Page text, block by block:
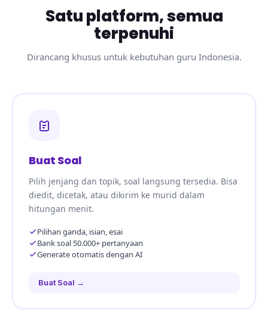
Satu platform, semua
terpenuhi
Dirancang khusus untuk kebutuhan guru Indonesia.
Buat Soal
Pilih jenjang dan topik, soal langsung tersedia. Bisa
diedit, dicetak, atau dikirim ke murid dalam
hitungan menit.
Pilihan ganda, isian, esai
Bank soal 50.000+ pertanyaan
Generate otomatis dengan AI
Buat Soal →